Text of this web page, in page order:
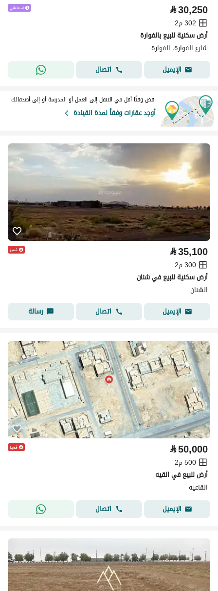
⃁30,250
302 م2
أرض سكنية للبيع بالفوارة
شارع الفوارة، الفوارة
الإيميل
اتصال
اقض وقتًا أقل في التنقل إلى العمل أو المدرسة أو إلى أصدقائك
أوجد عقارات وفقاً لمدة القيادة
⃁35,100
300 م2
أرض سكنية للبيع في شنان
الشنان
الإيميل
اتصال رسالة
⃁50,000
500 م2
أرض للبيع في القيه
القاعيه
الإيميل
اتصال